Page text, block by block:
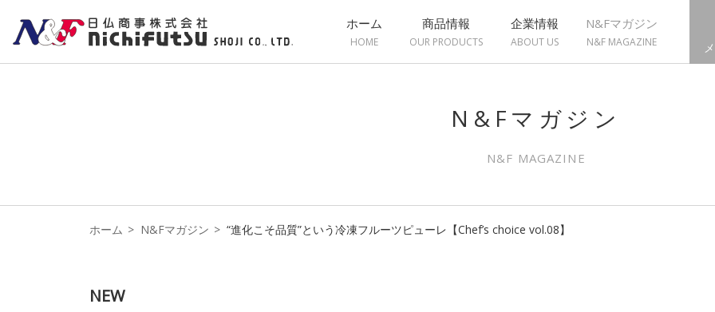
ホーム
HOME
商品情報
OUR PRODUCTS
企業情報
ABOUT US
N&Fマガジン
N&F MAGAZINE
N&Fマガジン
N&F MAGAZINE
ホーム N&Fマガジン “進化こそ品質”という冷凍フルーツピューレ【Chef’s choice vol.08】
NEW